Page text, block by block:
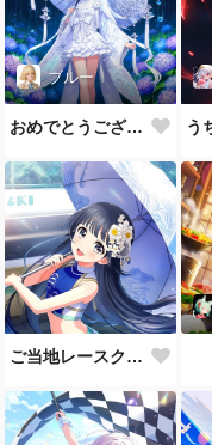
ブルー
おめでとうございます♪
ご当地レースクイーン♪